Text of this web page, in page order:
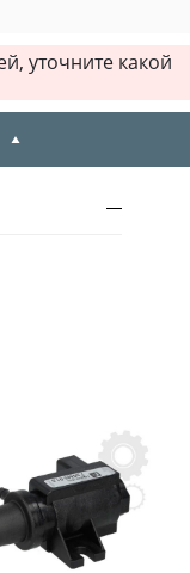
уточните какой